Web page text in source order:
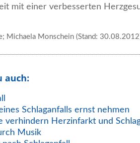
mit einer verbesserten
Michaela Monschein (Stand:
auch:
Schlaganfalls ernst nehmen
verhindern Herzinfarkt und
Musik